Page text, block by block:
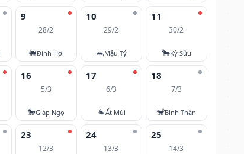
9
28/2
🐖Đinh Hợi
10
29/2
🐀Mậu Tý
11
30/2
🐂Kỷ Sửu
16
5/3
🐎Giáp Ngọ
17
6/3
🐐Ất Mùi
18
7/3
🐒Bính Thân
23
12/3
24
13/3
25
14/3